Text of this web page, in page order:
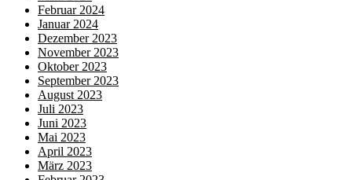
Februar 2024
Januar 2024
Dezember 2023
November 2023
Oktober 2023
September 2023
August 2023
Juli 2023
Juni 2023
Mai 2023
April 2023
März 2023